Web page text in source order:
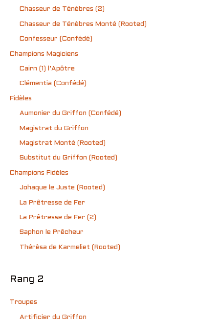
Chasseur de Ténèbres (2)
Chasseur de Ténèbres Monté (Rooted)
Confesseur (Confédé)
Champions Magiciens
Cairn (1) l’Apôtre
Clémentia (Confédé)
Fidèles
Aumonier du Griffon (Confédé)
Magistrat du Griffon
Magistrat Monté (Rooted)
Substitut du Griffon (Rooted)
Champions Fidèles
Johaque le Juste (Rooted)
La Prêtresse de Fer
La Prêtresse de Fer (2)
Saphon le Prêcheur
Thérèsa de Karmeliet (Rooted)
Rang 2
Troupes
Artificier du Griffon